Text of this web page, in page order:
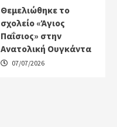
Θεμελιώθηκε το
σχολείο «Άγιος
Παΐσιος» στην
Ανατολική Ουγκάντα
07/07/2026